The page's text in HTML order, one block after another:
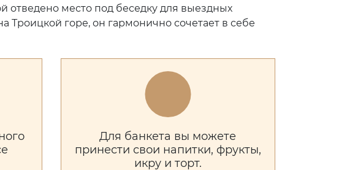
отведено место под беседку для выездных
горе, он гармонично сочетает в себе
Для банкета вы можете
принести свои напитки, фрукты,
икру и торт.